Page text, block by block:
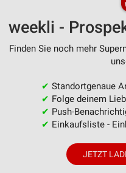
weekli -
Finden Sie noch mehr
✔ Standortgenaue
✔ Folge deinem
✔ Push-
✔ Einkaufsliste -
JETZT